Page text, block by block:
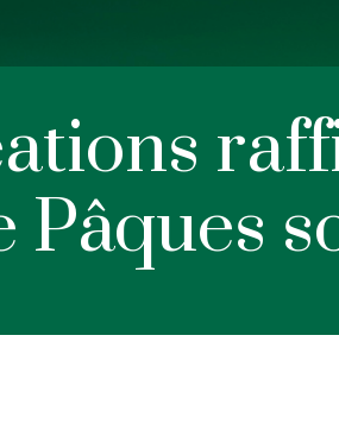
Pâques